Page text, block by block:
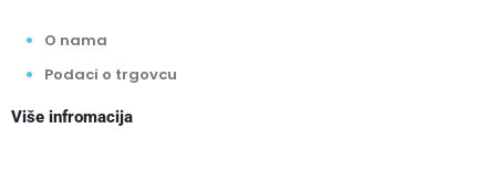
O nama
Podaci o trgovcu
Više infromacija